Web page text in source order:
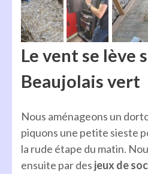
Le vent se lève
Beaujolais vert
Nous aménageons un
piquons une petite sieste
la rude étape du matin.
ensuite par des jeux de